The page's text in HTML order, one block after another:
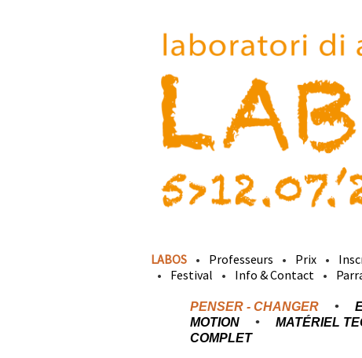
LABOS Professeurs Prix
Festival
Info & Contact
PENSER - CHANGER
MOTION
MATÉRIEL
COMPLET